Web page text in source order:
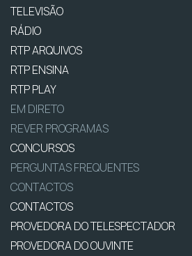
TELEVISÃO
RÁDIO
RTP ARQUIVOS
RTP ENSINA
RTP PLAY
EM DIRETO
REVER PROGRAMAS
CONCURSOS
PERGUNTAS FREQUENTES
CONTACTOS
CONTACTOS
PROVEDORA DO TELESPECTADOR
PROVEDORA DO OUVINTE